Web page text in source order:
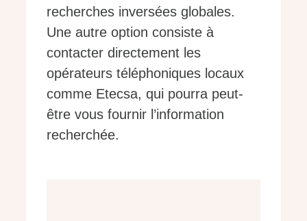
recherches inversées globales.
Une autre option consiste à
contacter directement les
opérateurs téléphoniques locaux
comme Etecsa, qui pourra peut-
être vous fournir l’information
recherchée.